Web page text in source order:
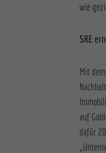
wie
SRE
Mit
auf
dafür